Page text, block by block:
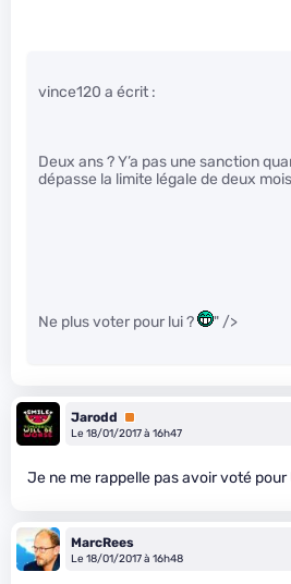
vince120 a écrit :
Deux ans ? Y’a pas une sanction
dépasse la limite légale de deux
Ne plus voter pour lui ? " />
Jarodd
Premium
Le 18/01/2017 à 16h47
Je ne me rappelle pas avoir voté pour
MarcRees
Le 18/01/2017 à 16h48